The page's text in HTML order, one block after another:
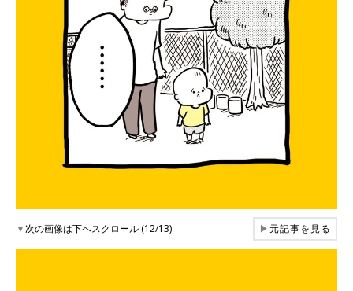
▼次の画像は下へスクロール (12/13) ▶元記事を見る